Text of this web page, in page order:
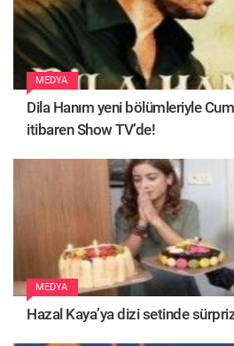
MEDYA
Dila Hanım yeni bölümleriyle
itibaren Show TV’de!
MEDYA
Hazal Kaya’ya dizi setinde